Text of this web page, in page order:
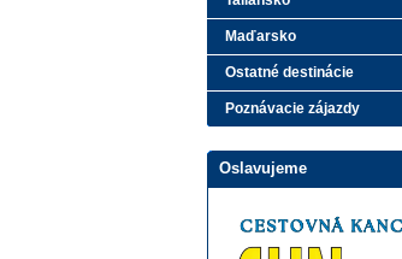
Maďarsko
Ostatné destinácie
Poznávacie zájazdy
Oslavujeme